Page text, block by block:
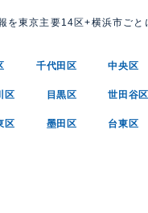
を東京主要14区+横浜市ごと
千代田区 中央区
区 目黒区 世田谷区
区 墨田区 台東区